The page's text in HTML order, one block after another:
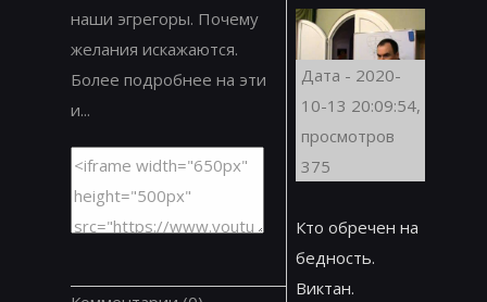
наши эгрегоры. Почему
желания искажаются.
Более подробнее на эти
и...
Дата - 2020-
10-13 20:09:54,
просмотров
375
Кто обречен на
бедность.
Виктан.